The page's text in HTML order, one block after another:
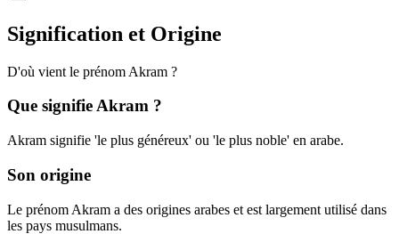
Signification et Origine
D'où vient le prénom Akram ?
Que signifieAkram ?
Akram signifie 'le plus généreux' ou 'le plus noble' en arabe.
Son origine
Le prénom Akram a des origines arabes et est largement utilisé dans
les pays musulmans.